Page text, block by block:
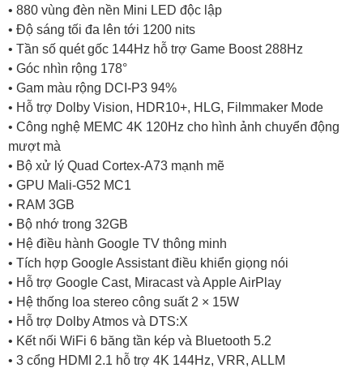
• 880 vùng đèn nền Mini LED độc lập
• Độ sáng tối đa lên tới 1200 nits
• Tần số quét gốc 144Hz hỗ trợ Game Boost 288Hz
• Góc nhìn rộng 178°
• Gam màu rộng DCI-P3 94%
• Hỗ trợ Dolby Vision, HDR10+, HLG, Filmmaker Mode
• Công nghệ MEMC 4K 120Hz cho hình ảnh chuyển động
mượt mà
• Bộ xử lý Quad Cortex-A73 mạnh mẽ
• GPU Mali-G52 MC1
• RAM 3GB
• Bộ nhớ trong 32GB
• Hệ điều hành Google TV thông minh
• Tích hợp Google Assistant điều khiển giọng nói
• Hỗ trợ Google Cast, Miracast và Apple AirPlay
• Hệ thống loa stereo công suất 2 × 15W
• Hỗ trợ Dolby Atmos và DTS:X
• Kết nối WiFi 6 băng tần kép và Bluetooth 5.2
• 3 cổng HDMI 2.1 hỗ trợ 4K 144Hz, VRR, ALLM